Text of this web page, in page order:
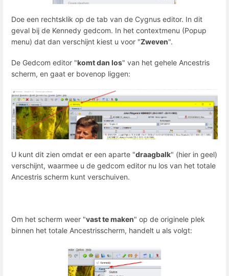
Doe een rechtsklik op de tab van de Cygnus editor. In dit
geval bij de Kennedy gedcom. In het contextmenu (Popup
menu) dat dan verschijnt kiest u voor "Zweven".
De Gedcom editor "komt dan los" van het gehele Ancestris
scherm, en gaat er bovenop liggen:
U kunt dit zien omdat er een aparte "draagbalk" (hier in geel)
verschijnt, waarmee u de gedcom editor nu los van het totale
Ancestris scherm kunt verschuiven.
Om het scherm weer "vast te maken" op de originele plek
binnen het totale Ancestrisscherm, handelt u als volgt: